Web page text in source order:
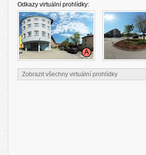
Odkazy virtuální prohlídky:
Zobrazit všechny virtuální prohlídky